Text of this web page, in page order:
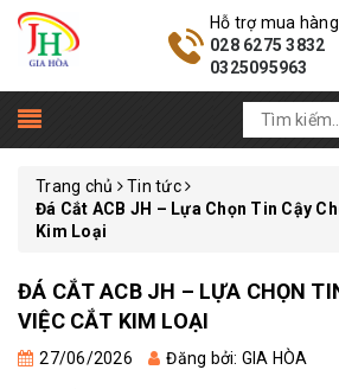
Hỗ trợ mua hàng
028 6275 3832
0325095963
Trang chủ
Tin tức
Đá Cắt ACB JH – Lựa Chọn Tin Cậy
Kim Loại
ĐÁ CẮT ACB JH – LỰA CHỌN
VIỆC CẮT KIM LOẠI
27/06/2026 Đăng bởi: GIA HÒA